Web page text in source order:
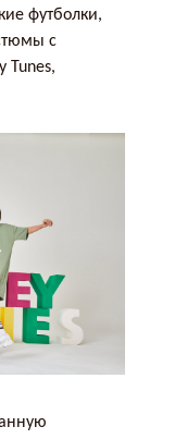
футболки,
с
Tunes,